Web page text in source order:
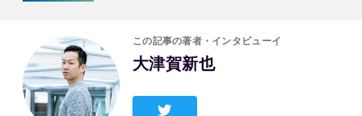
この記事の著者・インタビューイ
大津賀新也